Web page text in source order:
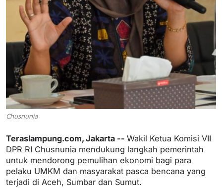
Chusnunia
Teraslampung.com, Jakarta -- Wakil Ketua Komisi VII
DPR RI Chusnunia mendukung langkah pemerintah
untuk mendorong pemulihan ekonomi bagi para
pelaku UMKM dan masyarakat pasca bencana yang
terjadi di Aceh, Sumbar dan Sumut.